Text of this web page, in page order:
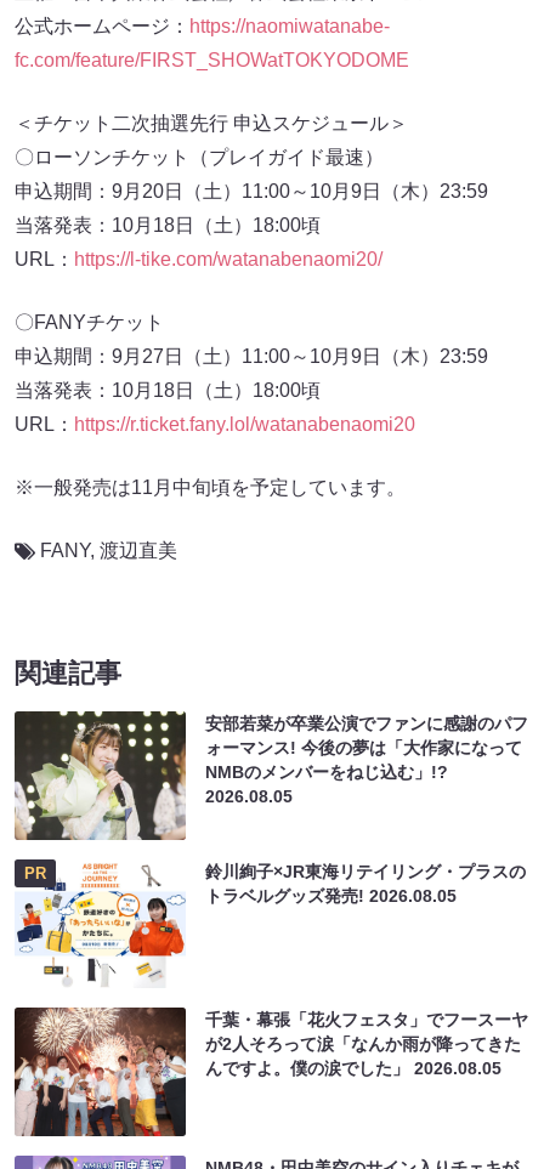
公式ホームページ： https://naomiwatanabe-
fc.com/feature/FIRST_SHOWatTOKYODOME
＜チケット二次抽選先行 申込スケジュール＞
〇ローソンチケット（プレイガイド最速）
申込期間：9月20日（土）11:00～10月9日（木）23:59
当落発表：10月18日（土）18:00頃
URL： https://l-tike.com/watanabenaomi20/
〇FANYチケット
申込期間：9月27日（土）11:00～10月9日（木）23:59
当落発表：10月18日（土）18:00頃
URL： https://r.ticket.fany.lol/watanabenaomi20
※一般発売は11月中旬頃を予定しています。
FANY, 渡辺直美
関連記事
安部若菜が卒業公演でファンに感謝のパフ
ォーマンス! 今後の夢は「大作家になって
NMBのメンバーをねじ込む」!?
2026.08.05
PR
鈴川絢子×JR東海リテイリング・プラスの
トラベルグッズ発売!2026.08.05
千葉・幕張「花火フェスタ」でフースーヤ
が2人そろって涙「なんか雨が降ってきた
んですよ。僕の涙でした」2026.08.05